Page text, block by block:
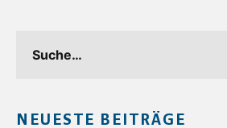
NEUESTE BEITRÄGE